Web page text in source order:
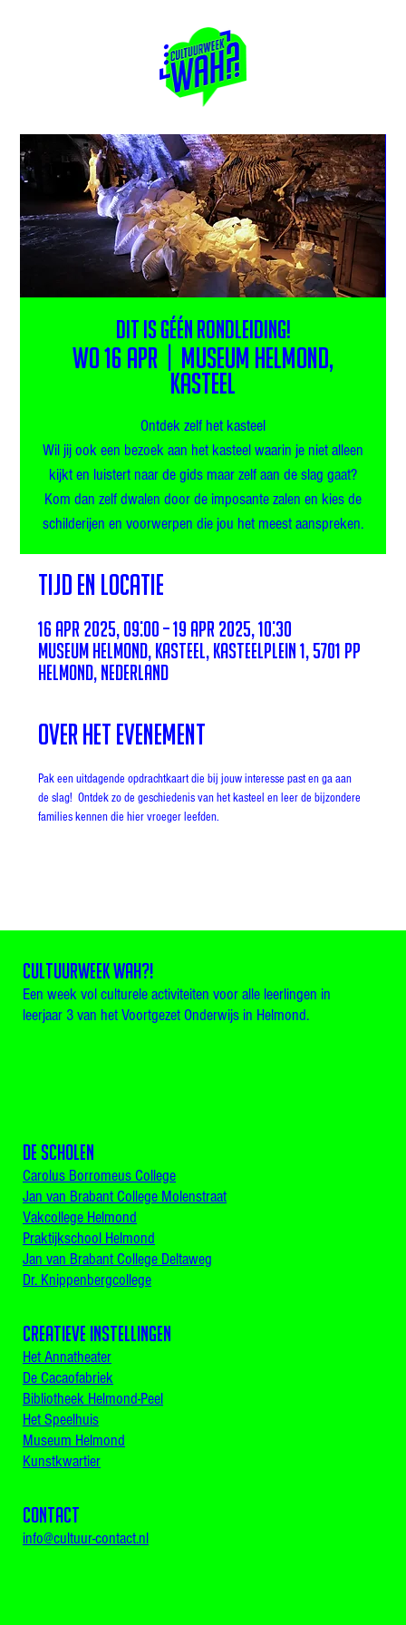
Dit is géén rondleiding!
wo 16 apr
Museum Helmond,
Kasteel
Ontdek zelf het kasteel
Wil jij ook een bezoek aan het kasteel waarin je niet alleen
kijkt en luistert naar de gids maar zelf aan de slag gaat?
Kom dan zelf dwalen door de imposante zalen en kies de
schilderijen en voorwerpen die jou het meest aanspreken.
Tijd en locatie
16 apr 2025, 09:00 – 19 apr 2025, 10:30
Museum Helmond, Kasteel, Kasteelplein 1, 5701 PP
Helmond, Nederland
Over het evenement
Pak een uitdagende opdrachtkaart die bij jouw interesse past en ga aan
de slag!  Ontdek zo de geschiedenis van het kasteel en leer de bijzondere
families kennen die hier vroeger leefden.
CULTUURWEEK WAH?!
Een week vol culturele activiteiten voor alle leerlingen in
leerjaar 3 van het Voortgezet Onderwijs in Helmond.
De scholen
Carolus Borromeus College
Jan van Brabant College Molenstraat
Vakcollege Helmond
Praktijkschool Helmond
Jan van Brabant College Deltaweg
Dr. Knippenbergcollege
Creatieve instellingen
Het Annatheater
De Cacaofabriek
Bibliotheek Helmond-Peel
Het Speelhuis
Museum Helmond
Kunstkwartier
CONTACT
info@cultuur-contact.nl